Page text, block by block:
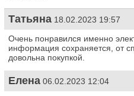
Татьяна 18.02.2023 19:57
Очень понравился именно
информация сохраняется, от
довольна покупкой.
Елена 06.02.2023 12:04